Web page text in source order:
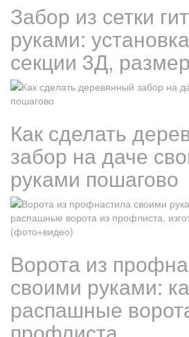
Забор из сетки
руками:
секции 3Д,
Как сделать
забор на даче
руками пошагово
Ворота из
своими руками:
распашные